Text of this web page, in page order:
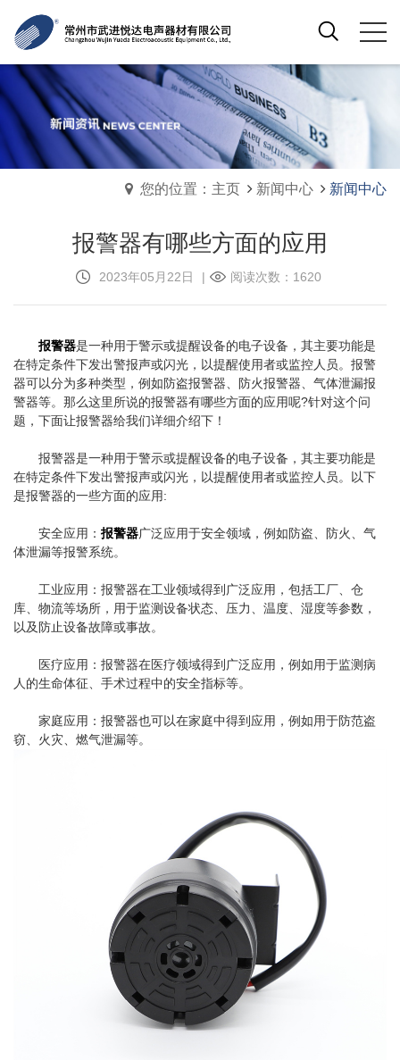
您的位置：主页 新闻中心 新闻中心
报警器有哪些方面的应用
2023年05月22日 | 阅读次数：1620
报警器是一种用于警示或提醒设备的电子设备，其主要功能是
在特定条件下发出警报声或闪光，以提醒使用者或监控人员。报警
器可以分为多种类型，例如防盗报警器、防火报警器、气体泄漏报
警器等。那么这里所说的报警器有哪些方面的应用呢?针对这个问
题，下面让报警器给我们详细介绍下！
报警器是一种用于警示或提醒设备的电子设备，其主要功能是
在特定条件下发出警报声或闪光，以提醒使用者或监控人员。以下
是报警器的一些方面的应用:
安全应用： 报警器广泛应用于安全领域，例如防盗、防火、气
体泄漏等报警系统。
工业应用：报警器在工业领域得到广泛应用，包括工厂、仓
库、物流等场所，用于监测设备状态、压力、温度、湿度等参数，
以及防止设备故障或事故。
医疗应用：报警器在医疗领域得到广泛应用，例如用于监测病
人的生命体征、手术过程中的安全指标等。
家庭应用：报警器也可以在家庭中得到应用，例如用于防范盗
窃、火灾、燃气泄漏等。